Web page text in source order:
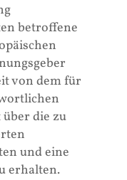
betroffene
von dem für
die zu
und eine
erhalten.